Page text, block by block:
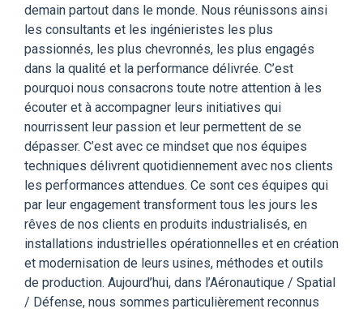
demain partout dans le monde. Nous réunissons ainsi
les consultants et les ingénieristes les plus
passionnés, les plus chevronnés, les plus engagés
dans la qualité et la performance délivrée. C’est
pourquoi nous consacrons toute notre attention à les
écouter et à accompagner leurs initiatives qui
nourrissent leur passion et leur permettent de se
dépasser. C’est avec ce mindset que nos équipes
techniques délivrent quotidiennement avec nos clients
les performances attendues. Ce sont ces équipes qui
par leur engagement transforment tous les jours les
rêves de nos clients en produits industrialisés, en
installations industrielles opérationnelles et en création
et modernisation de leurs usines, méthodes et outils
de production. Aujourd’hui, dans l’Aéronautique / Spatial
/ Défense, nous sommes particulièrement reconnus